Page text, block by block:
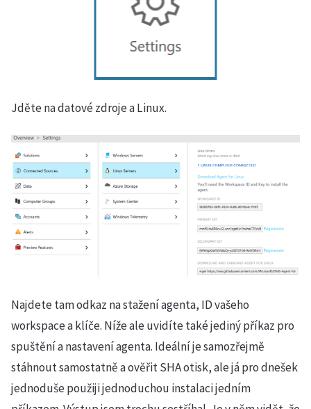
Jděte na datové zdroje a Linux.
Najdete tam odkaz na stažení agenta, ID vašeho
workspace a klíče. Níže ale uvidíte také jediný příkaz pro
spuštění a nastavení agenta. Ideální je samozřejmě
stáhnout samostatně a ověřit SHA otisk, ale já pro dnešek
jednoduše použiji jednoduchou instalaci jedním